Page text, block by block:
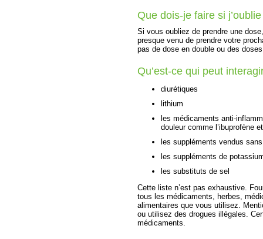
Que dois-je faire si
Si vous oubliez de prendre une
presque venu de prendre votre
pas de dose en double ou des
Qu’est-ce qui peut
diurétiques
lithium
les médicaments anti-
douleur comme l’ibuprofène
les suppléments vendus
les suppléments de
les substituts de sel
Cette liste n’est pas exhaustive.
tous les médicaments, herbes,
alimentaires que vous utilisez.
ou utilisez des drogues illégales.
médicaments.